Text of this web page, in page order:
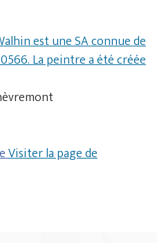
est une SA connue de
La peintre a été créée
Visiter la page de